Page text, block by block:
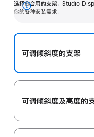
选择你合用的支架。 Studio
你的各种安装需求。
展
可调倾斜度的支架
可调倾斜度及高‍度的